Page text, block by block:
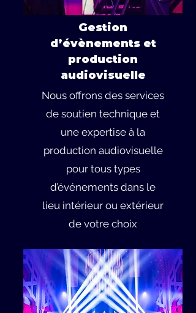
Gestion
d’évènements et
production
audiovisuelle
Nous offrons des services
de soutien technique et
une expertise à la
production audiovisuelle
pour tous types
d’événements dans le
lieu intérieur ou extérieur
de votre choix